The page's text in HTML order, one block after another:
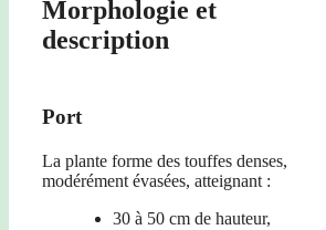
Morphologie et
description
Port
La plante forme des touffes denses,
modérément évasées, atteignant :
30 à 50 cm de hauteur,